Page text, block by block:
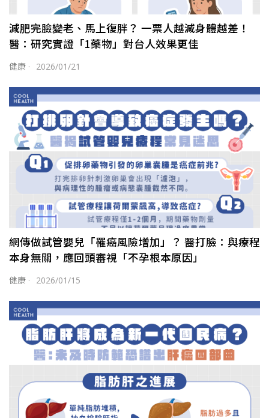
減肥完臉變老、馬上復胖？ 一票人越減身體越差！
醫：研究實證「1藥物」對台人效果更佳
健康 · 2026/01/21
網傳做試管嬰兒「罹癌風險增加」？ 醫打臉：與療程
本身無關，應回頭審視「不孕根本原因」
健康 · 2026/01/15